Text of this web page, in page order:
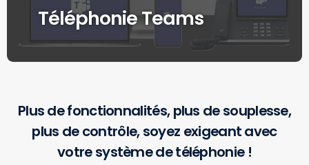
Téléphonie Teams
Plus de fonctionnalités, plus de souplesse,
plus de contrôle, soyez exigeant avec
votre système de téléphonie !